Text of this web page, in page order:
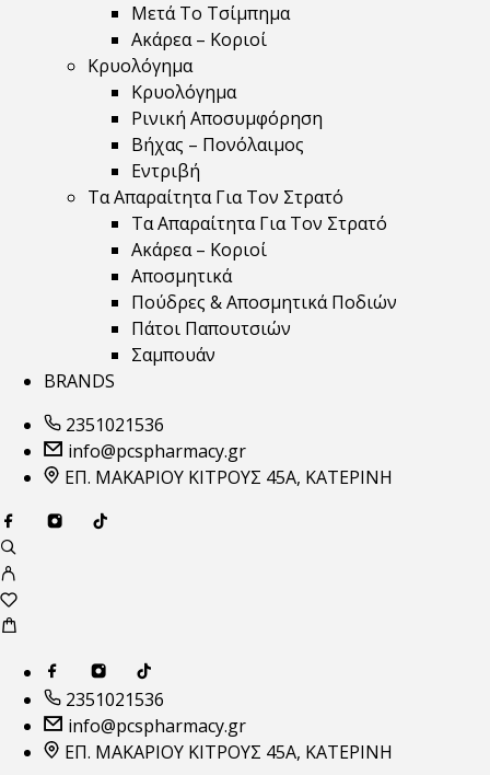
Μετά Το Τσίμπημα
Ακάρεα – Κοριοί
Κρυολόγημα
Κρυολόγημα
Ρινική Αποσυμφόρηση
Βήχας – Πονόλαιμος
Εντριβή
Τα Απαραίτητα Για Τον Στρατό
Τα Απαραίτητα Για Τον Στρατό
Ακάρεα – Κοριοί
Αποσμητικά
Πούδρες & Αποσμητικά Ποδιών
Πάτοι Παπουτσιών
Σαμπουάν
BRANDS
2351021536
info@pcspharmacy.gr
ΕΠ. ΜΑΚΑΡΙΟΥ ΚΙΤΡΟΥΣ 45Α, ΚΑΤΕΡΙΝΗ
2351021536
info@pcspharmacy.gr
ΕΠ. ΜΑΚΑΡΙΟΥ ΚΙΤΡΟΥΣ 45Α, ΚΑΤΕΡΙΝΗ